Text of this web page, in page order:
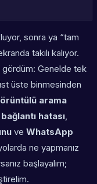
sonra ya “tam
takılı kalıyor.
gördüm: Genelde tek
üste binmesinden
arama
hatası,
ve WhatsApp
ne yapmanız
başlayalım;